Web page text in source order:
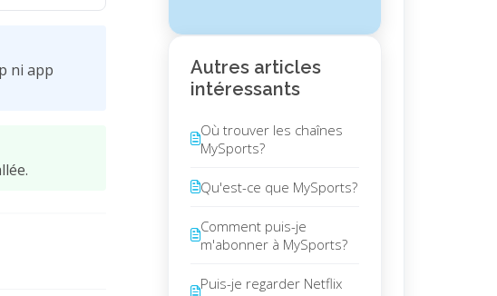
ni app
Autres articles
intéressants
Où trouver les chaînes
MySports?
Qu'est-ce que MySports?
Comment puis-je
m'abonner à MySports?
Puis-je regarder Netflix